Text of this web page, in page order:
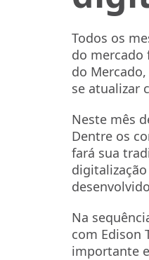
Todos os
do mercado
do
se atualizar
Neste mês
Dentre os
fará sua
Na
com Edison
importante